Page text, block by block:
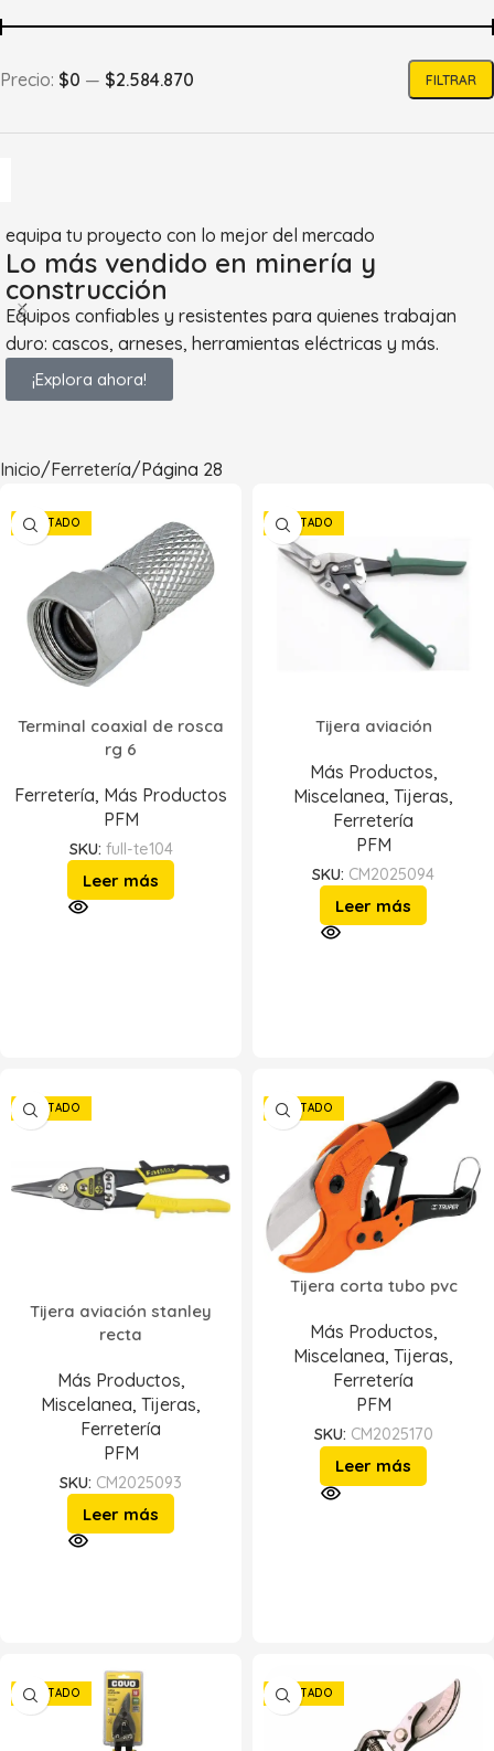
MSA
otras marcas 36
Stanley
Steelpro
Trefifull
Truper
Zubiola
FILTRAR
Precio: $0 — $2.584.870
equipa tu proyecto con lo mejor del mercado
Lo más vendido en minería y
construcción
Equipos confiables y resistentes para quienes trabajan
duro: cascos, arneses, herramientas eléctricas y más.
¡Explora ahora!
Inicio Ferretería Página 28
AGOTADO
Terminal coaxial de rosca
rg 6
Ferretería, Más Productos
PFM
SKU: full-te104
Leer más
AGOTADO
Tijera aviación
Más Productos,
Miscelanea, Tijeras,
Ferretería
PFM
SKU: CM2025094
Leer más
AGOTADO
Tijera aviación stanley
recta
Más Productos,
Miscelanea, Tijeras,
Ferretería
PFM
SKU: CM2025093
Leer más
AGOTADO
Tijera corta tubo pvc
Más Productos,
Miscelanea, Tijeras,
Ferretería
PFM
SKU: CM2025170
Leer más
AGOTADO AGOTADO